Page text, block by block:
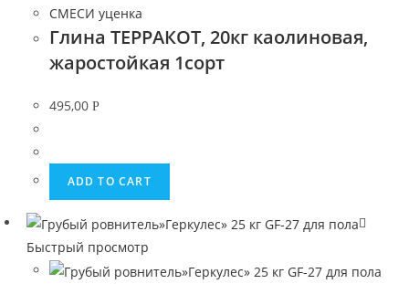
СМЕСИ уценка
Глина ТЕРРАКОТ, 20кг каолиновая,
жаростойкая 1сорт
495,00 Р
ADD TO CART
Быстрый просмотр